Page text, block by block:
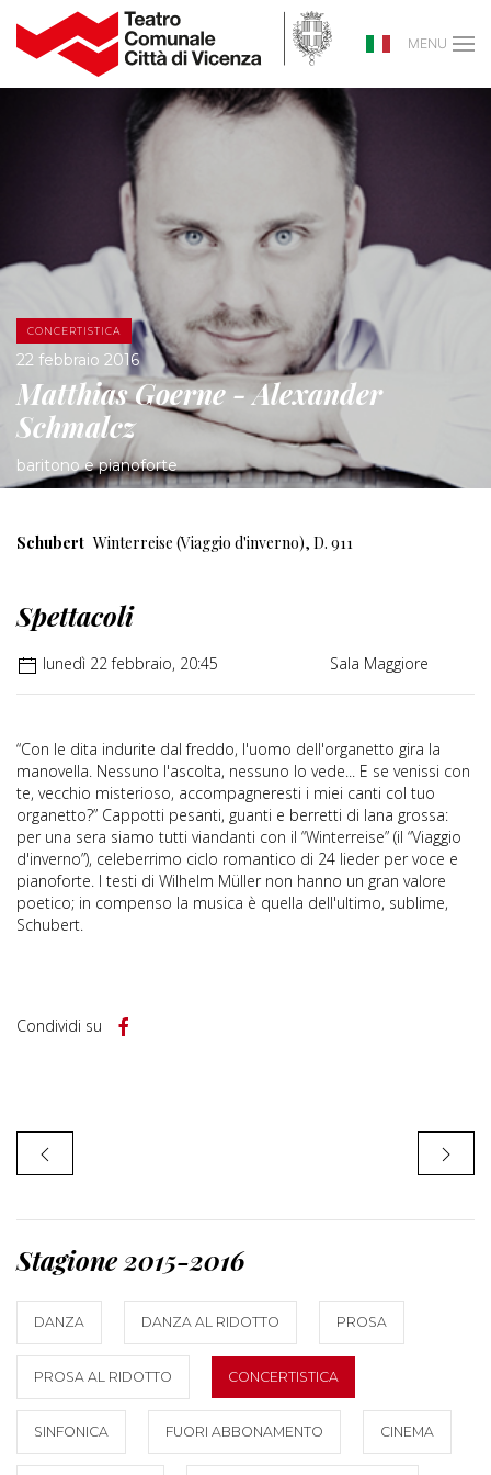
MENU
CONCERTISTICA
22 febbraio 2016
Matthias Goerne - Alexander
Schmalcz
baritono e pianoforte
Schubert Winterreise (Viaggio d'inverno), D. 911
Spettacoli
lunedì 22 febbraio, 20:45 Sala Maggiore
“Con le dita indurite dal freddo, l'uomo dell'organetto gira la
manovella. Nessuno l'ascolta, nessuno lo vede... E se venissi con
te, vecchio misterioso, accompagneresti i miei canti col tuo
organetto?” Cappotti pesanti, guanti e berretti di lana grossa:
per una sera siamo tutti viandanti con il “Winterreise” (il “Viaggio
d'inverno”), celeberrimo ciclo romantico di 24 lieder per voce e
pianoforte. I testi di Wilhelm Müller non hanno un gran valore
poetico; in compenso la musica è quella dell'ultimo, sublime,
Schubert.
Condividi su
Stagione 2015-2016
DANZA DANZA AL RIDOTTO PROSA
PROSA AL RIDOTTO CONCERTISTICA
SINFONICA FUORI ABBONAMENTO CINEMA